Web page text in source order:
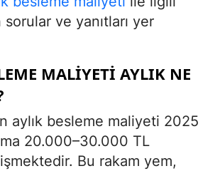
sorular ve yanıtları yer
MALIYETI AYLIK NE
aylık besleme maliyeti 2025
20.000–30.000 TL
Bu rakam yem,